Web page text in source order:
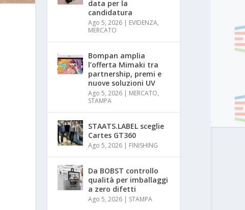
data per la
candidatura
Ago 5, 2026 | EVIDENZA,
MERCATO
Bompan amplia
l’offerta Mimaki tra
partnership, premi e
nuove soluzioni UV
Ago 5, 2026 | MERCATO,
STAMPA
STAATS.LABEL sceglie
Cartes GT360
Ago 5, 2026 | FINISHING
Da BOBST controllo
qualità per imballaggi
a zero difetti
Ago 5, 2026 | STAMPA